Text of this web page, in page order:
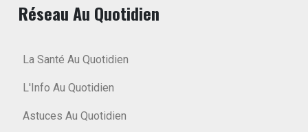
Réseau Au Quotidien
La Santé Au Quotidien
L'Info Au Quotidien
Astuces Au Quotidien